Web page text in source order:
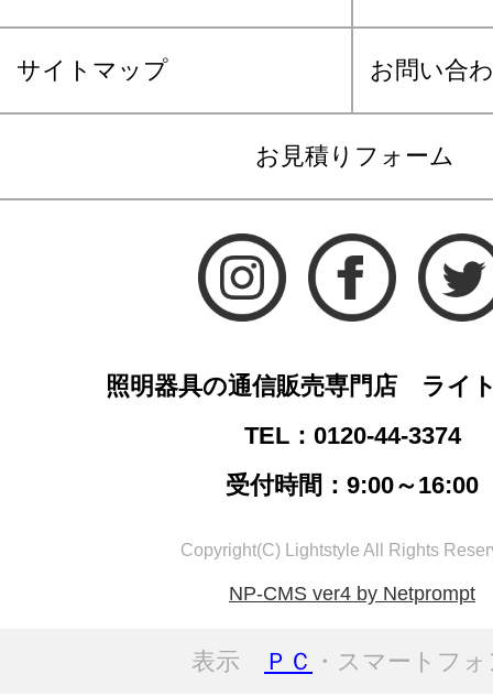
サイトマップ お問い合
お見積りフォーム
照明器具の通信販売専門店 ライ
TEL：0120-44-3374
受付時間：9:00～16:00
Copyright(C) Lightstyle All Rights
NP-CMS ver4 by Netprompt
表示 ＰＣ ・スマートフ